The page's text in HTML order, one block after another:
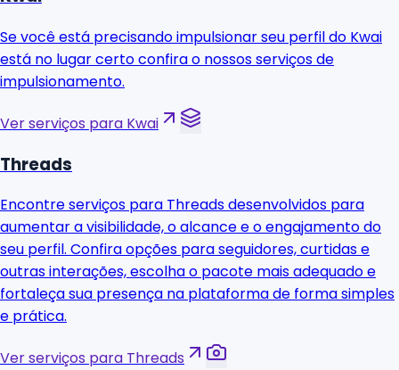
Se você está precisando impulsionar seu perfil do Kwai
está no lugar certo confira o nossos serviços de
impulsionamento.
Ver serviços para Kwai
Threads
Encontre serviços para Threads desenvolvidos para
aumentar a visibilidade, o alcance e o engajamento do
seu perfil. Confira opções para seguidores, curtidas e
outras interações, escolha o pacote mais adequado e
fortaleça sua presença na plataforma de forma simples
e prática.
Ver serviços para Threads